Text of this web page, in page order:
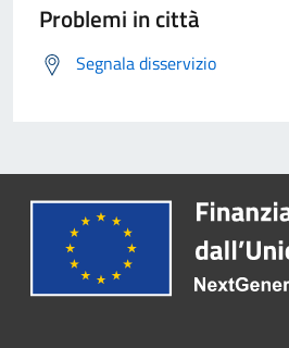
Problemi in città
Segnala disservizio